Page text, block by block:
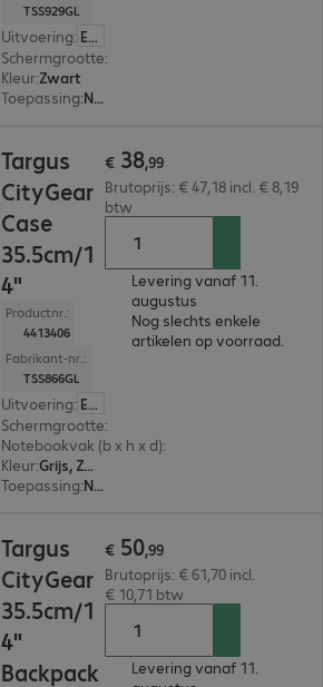
TSS929GL
Uitvoering: Europa
Schermgrootte:
Kleur:Zwart
Toepassing: Notebook
Targus
CityGear
Case
35.5cm/1
4"
Productnr.:
4413406
Fabrikant-nr.:
TSS866GL
Uitvoering: Europa
Schermgrootte:
Notebookvak (b x h x d):
Kleur:
Grijs, Zwart
Toepassing: Notebook
€ 38,99
Brutoprijs: € 47,18 incl. € 8,19
btw
Levering vanaf 11.
augustus
Nog slechts enkele
artikelen op voorraad.
Targus
CityGear
35.5cm/1
4"
Backpack
€ 50,99
Brutoprijs: € 61,70 incl.
€ 10,71 btw
Levering vanaf 11.